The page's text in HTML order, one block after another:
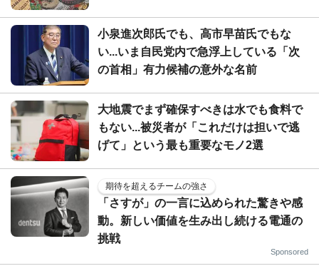
小泉進次郎氏でも、高市早苗氏でもな
い...いま自民党内で急浮上している「次
の首相」有力候補の意外な名前
大地震でまず確保すべきは水でも食料で
もない...被災者が「これだけは担いで逃
げて」という最も重要なモノ2選
期待を超えるチームの強さ
「さすが」の一言に込められた驚きや感
動。新しい価値を生み出し続ける電通の
挑戦
Sponsored